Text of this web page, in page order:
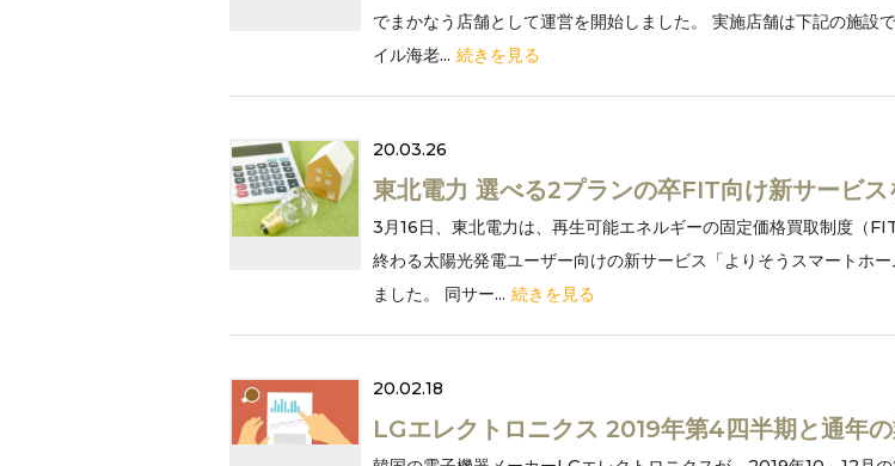
でまかなう店舗として運営を開始しました。 実施店舗は下記の施設
イル海老... 続きを見る
20.03.26
東北電力 選べる2プランの卒FIT向け新サービス
3月16日、東北電力は、再生可能エネルギーの固定価格買取制度（
終わる太陽光発電ユーザー向けの新サービス「よりそうスマートホ
ました。 同サー... 続きを見る
20.02.18
LGエレクトロニクス 2019年第4四半期と通年